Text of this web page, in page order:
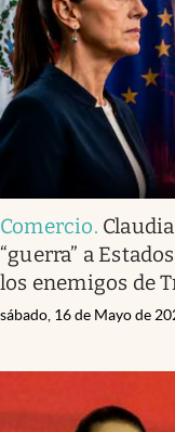
Comercio.
“guerra” a
los enemigos de
sábado, 16 de Mayo de